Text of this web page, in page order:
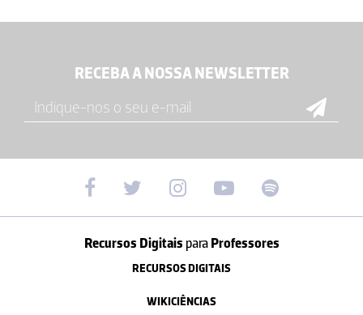
RECEBA A NOSSA NEWSLETTER
Recursos Digitais paraProfessores
RECURSOS DIGITAIS
WIKICIÊNCIAS